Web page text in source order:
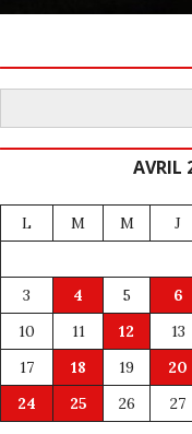
Rechercher
AVRIL
L M M J
3
4 5 6
10
11 12 13
17
18 19 20
24
25 26 27